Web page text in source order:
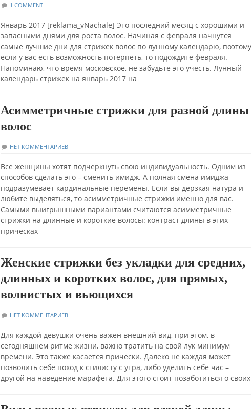
1 COMMENT
Январь 2017 [reklama_vNachale] Это последний месяц с хорошими и
запасными днями для роста волос. Начиная с февраля начнутся
самые лучшие дни для стрижек волос по лунному календарю, поэтому
если у вас есть возможность потерпеть, то подождите февраля.
Напоминаю, что время московское, не забудьте это учесть. Лунный
календарь стрижек на январь 2017 на
Асимметричные стрижки для разной длины
волос
НЕТ КОММЕНТАРИЕВ
Все женщины хотят подчеркнуть свою индивидуальность. Одним из
способов сделать это – сменить имидж. А полная смена имиджа
подразумевает кардинальные перемены. Если вы дерзкая натура и
любите выделяться, то асимметричные стрижки именно для вас.
Самыми выигрышными вариантами считаются асимметричные
стрижки на длинные и короткие волосы: контраст длины в этих
прическах
Женские стрижки без укладки для средних,
длинных и коротких волос, для прямых,
волнистых и вьющихся
НЕТ КОММЕНТАРИЕВ
Для каждой девушки очень важен внешний вид, при этом, в
сегодняшнем ритме жизни, важно тратить на свой лук минимум
времени. Это также касается прически. Далеко не каждая может
позволить себе поход к стилисту с утра, либо уделить себе час –
другой на наведение марафета. Для этого стоит позаботиться о своих